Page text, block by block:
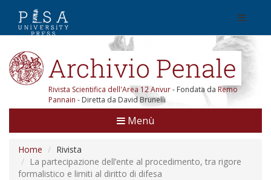
Rivista Scientifica dell'Area 12 Anvur- Fondata da Remo
Pannain - Diretta da David Brunelli
Menù
Home
Rivista
La partecipazione dell’ente al procedimento, tra rigore
formalistico e limiti al diritto di difesa